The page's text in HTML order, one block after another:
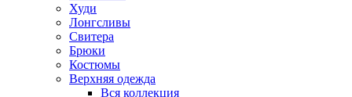
Худи
Лонгсливы
Свитера
Брюки
Костюмы
Верхняя одежда
Вся коллекция